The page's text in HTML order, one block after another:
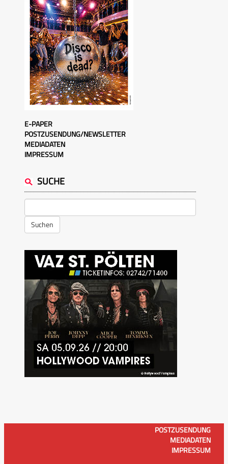
E-PAPER
POSTZUSENDUNG/NEWSLETTER
MEDIADATEN
IMPRESSUM
SUCHE
Suchen
POSTZUSENDUNG
MEDIADATEN
IMPRESSUM